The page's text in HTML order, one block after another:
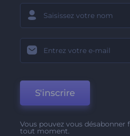
S'inscrire
Vous pouvez vous désabonner
tout moment.